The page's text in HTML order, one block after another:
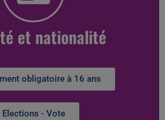
et nationalité
obligatoire à 16 ans
Elections - Vote